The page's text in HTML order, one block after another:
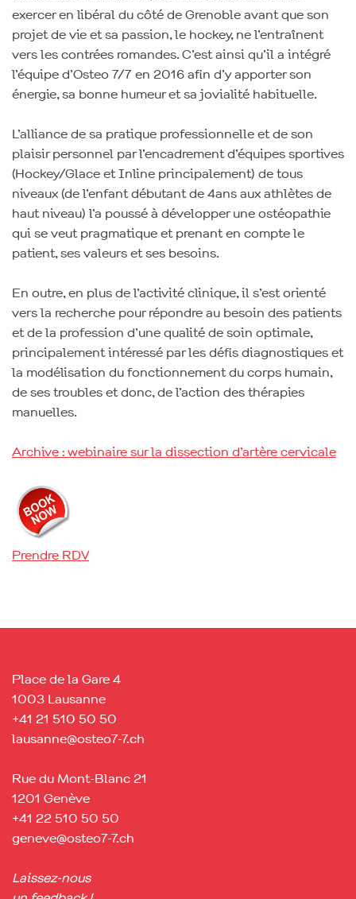
exercer en libéral du côté de Grenoble avant que son
projet de vie et sa passion, le hockey, ne l’entraînent
vers les contrées romandes. C’est ainsi qu’il a intégré
l’équipe d’Osteo 7/7 en 2016 afin d’y apporter son
énergie, sa bonne humeur et sa jovialité habituelle.
L’alliance de sa pratique professionnelle et de son
plaisir personnel par l’encadrement d’équipes sportives
(Hockey/Glace et Inline principalement) de tous
niveaux (de l’enfant débutant de 4ans aux athlètes de
haut niveau) l’a poussé à développer une ostéopathie
qui se veut pragmatique et prenant en compte le
patient, ses valeurs et ses besoins.
En outre, en plus de l’activité clinique, il s’est orienté
vers la recherche pour répondre au besoin des patients
et de la profession d’une qualité de soin optimale,
principalement intéressé par les défis diagnostiques et
la modélisation du fonctionnement du corps humain,
de ses troubles et donc, de l’action des thérapies
manuelles.
Archive : webinaire sur la dissection d’artère cervicale
Prendre RDV
Place de la Gare 4
1003 Lausanne
+41 21 510 50 50
lausanne@osteo7-7.ch
Rue du Mont-Blanc 21
1201 Genève
+41 22 510 50 50
geneve@osteo7-7.ch
Laissez-nous